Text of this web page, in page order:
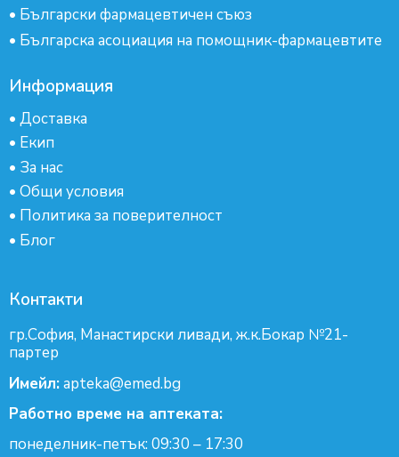
• Български фармацевтичен съюз
• Българска асоциация на помощник-фармацевтите
Информация
• Доставка
• Екип
• За нас
• Общи условия
• Политика за поверителност
• Блог
Контакти
гр.София, Манастирски ливади, ж.к.Бокар №21-
партер
Имейл:apteka@emed.bg
Работно време на аптеката:
понеделник-петък: 09:30 – 17:30